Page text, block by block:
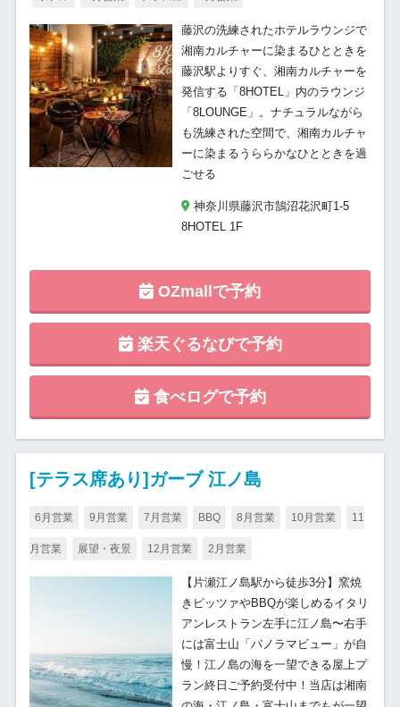
藤沢の洗練されたホテルラウンジで
湘南カルチャーに染まるひとときを
藤沢駅よりすぐ、湘南カルチャーを
発信する「8HOTEL」内のラウンジ
「8LOUNGE」。ナチュラルながら
も洗練された空間で、湘南カルチャ
ーに染まるうららかなひとときを過
ごせる
神奈川県藤沢市鵠沼花沢町1-5
8HOTEL 1F
OZmallで予約
楽天ぐるなびで予約
食べログで予約
[テラス席あり]ガーブ 江ノ島
6月営業 9月営業 7月営業 BBQ 8月営業 10月営業 11
月営業 展望・夜景 12月営業 2月営業
【片瀬江ノ島駅から徒歩3分】窯焼
きピッツァやBBQが楽しめるイタリ
アンレストラン左手に江ノ島〜右手
には富士山「パノラマビュー」が自
慢！江ノ島の海を一望できる屋上プ
ラン終日ご予約受付中！当店は湘南